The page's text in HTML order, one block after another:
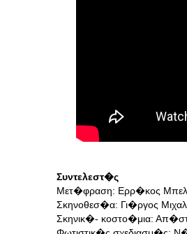
Συντελεστ�ς
Μετ�φραση: Ερρ�κος
Σκηνοθεσ�α: Γι�ργος
Σκηνικ�- κοστο�μια: